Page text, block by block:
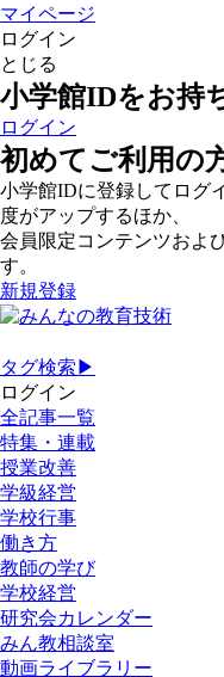
マイページ
ログイン
とじる
小学館IDをお持
ログイン
初めてご利用の
小学館IDに登録してログ
度がアップするほか、
会員限定コンテンツおよ
す。
新規登録
タグ検索▶
ログイン
全記事一覧
特集・連載
授業改善
学級経営
学校行事
働き方
教師の学び
学校経営
研究会カレンダー
みん教相談室
動画ライブラリー